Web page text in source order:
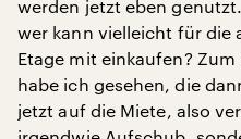
werden jetzt eben
wer kann vielleicht für die
Etage mit einkaufen?
habe ich gesehen, die
jetzt auf die Miete, also